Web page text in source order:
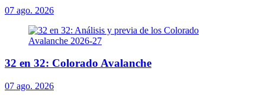
07 ago. 2026
32 en 32: Colorado Avalanche
07 ago. 2026